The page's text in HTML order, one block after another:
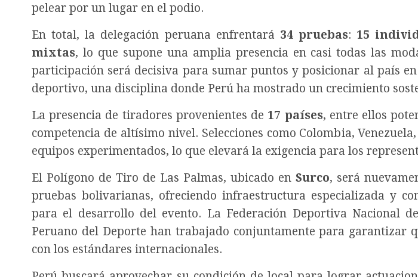
pelear por un lugar en el podio.
En total, la delegación peruana enfrentará 34 pruebas: 15
mixtas, lo que supone una amplia presencia en casi todas las
participación será decisiva para sumar puntos y posicionar al país
deportivo, una disciplina donde Perú ha mostrado un crecimiento
La presencia de tiradores provenientes de 17 países, entre ellos
competencia de altísimo nivel. Selecciones como Colombia,
equipos experimentados, lo que elevará la exigencia para los
El Polígono de Tiro de Las Palmas, ubicado en Surco, será
pruebas bolivarianas, ofreciendo infraestructura especializada y
para el desarrollo del evento. La Federación Deportiva Nacional
Peruano del Deporte han trabajado conjuntamente para garantizar
con los estándares internacionales.